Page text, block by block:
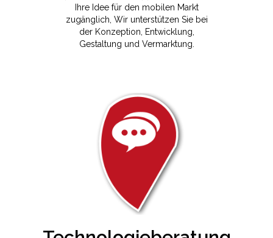
Ihre Idee für den mobilen Markt
zugänglich, Wir unterstützen Sie bei
der Konzeption, Entwicklung,
Gestaltung und Vermarktung.